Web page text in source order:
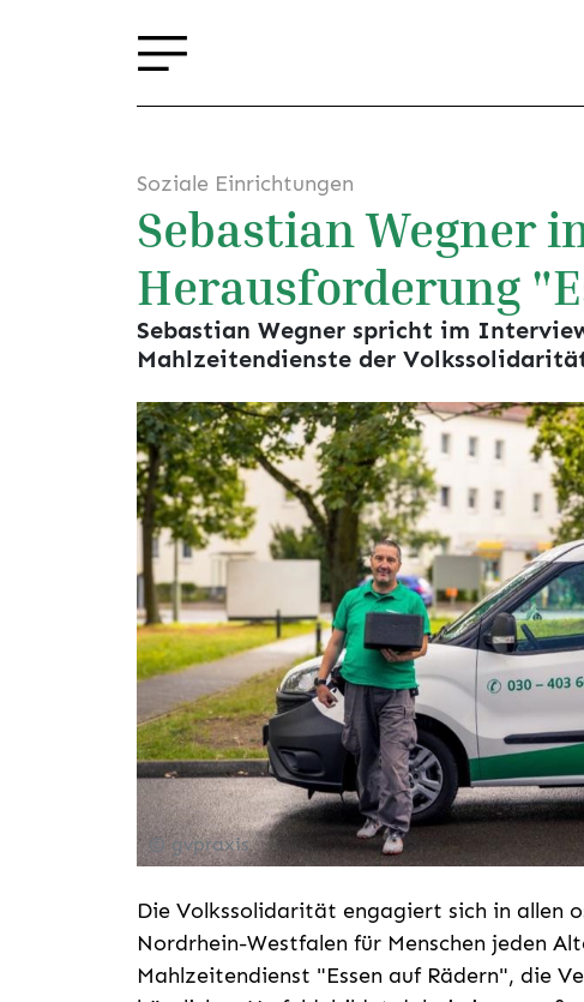
Soziale Einrichtungen
Sebastian Wegner
Herausforderung
Sebastian Wegner spricht im
Mahlzeitendienste der
© gvpraxis
Die Volkssolidarität engagiert sich in allen
Nordrhein-Westfalen für Menschen jeden
Mahlzeitendienst "Essen auf Rädern", die